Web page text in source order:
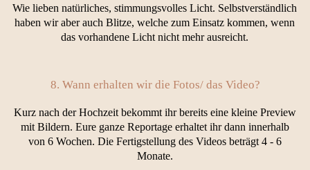
Wie lieben natürliches, stimmungsvolles Licht. Selbstverständlich
haben wir aber auch Blitze, welche zum Einsatz kommen, wenn
das vorhandene Licht nicht mehr ausreicht.
8. Wann erhalten wir die Fotos/ das Video?
Kurz nach der Hochzeit bekommt ihr bereits eine kleine Preview
mit Bildern. Eure ganze Reportage erhaltet ihr dann innerhalb
von 6 Wochen. Die Fertigstellung des Videos beträgt 4 - 6
Monate.